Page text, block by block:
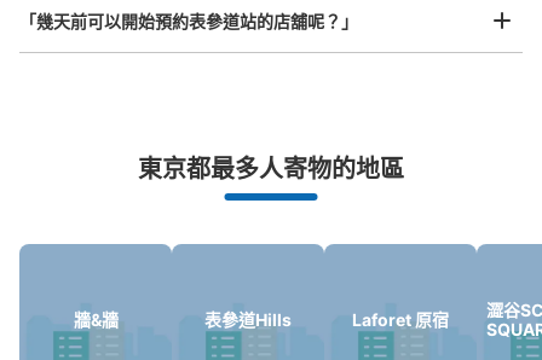
从表参道駅站步行1分钟。
本日營業時間:05:03〜00:25
發生行李破損、被偷等狀況時安心有保障
「幾天前可以開始預約表參道站的店舖呢？」
東京都最多人寄物的地區
牆&牆 表參道Hills Laforet 原宿
澀谷